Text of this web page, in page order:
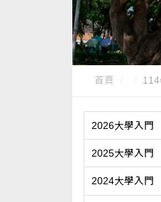
首頁
2026大學入門
2025大學入門
2024大學入門